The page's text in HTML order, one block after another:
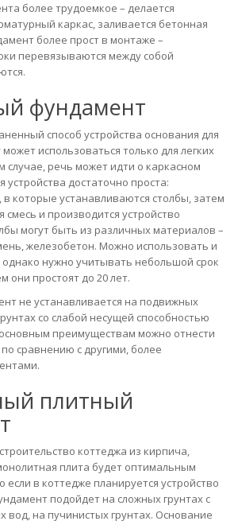
более трудоемкое – делается
каркас, заливается бетонная
более прост в монтаже –
перевязываются между собой
фундамент
способ устройства основания для
использоваться только для легких
случае, речь может идти о каркасном
устройства достаточно проста:
которые устанавливаются столбы, затем
смесь и производится устройство
могут быть из различных материалов –
железобетон. Можно использовать и
нужно учитывать небольшой срок
они простоят до 20 лет.
не устанавливается на подвижных
со слабой несущей способностью
преимуществам можно отнести
сравнению с другими, более
плитный
коттеджа из кирпича,
плита будет оптимальным
если в коттедже планируется устройство
подойдет на сложных грунтах с
вод, на пучинистых грунтах. Основание